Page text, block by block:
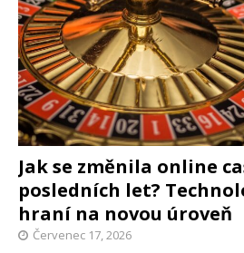
Jak se změnila online
posledních let?
hraní na novou úroveň
Červenec 17, 2026